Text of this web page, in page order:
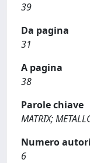
39
Da pagina
31
A pagina
38
Parole chiave
MATRIX;
Numero autori
6